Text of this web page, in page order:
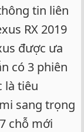
tin liên
RX 2019
được ưa
có 3 phiên
là tiêu
sang trọng
chỗ mới